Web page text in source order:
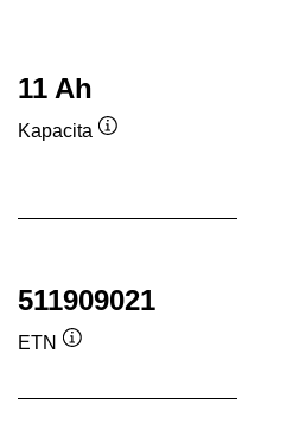
11 Ah
Kapacita
511909021
ETN